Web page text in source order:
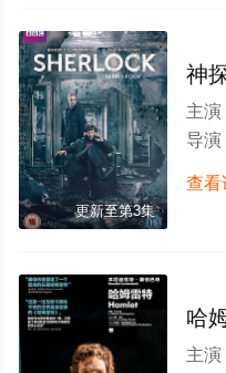
更新至第3集
神
主演
导演
查看
哈
主演